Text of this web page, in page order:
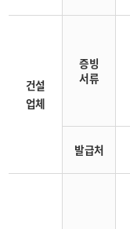
건설
업체
증빙
서류
발급처